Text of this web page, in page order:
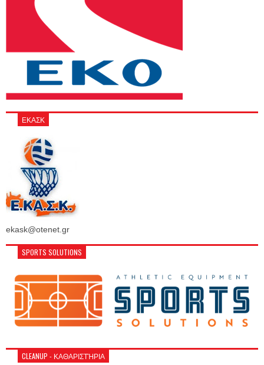
ΕΚΑΣΚ
ekask@otenet.gr
SPORTS SOLUTIONS
CLEANUP - ΚΑΘΑΡΙΣΤΉΡΙΑ